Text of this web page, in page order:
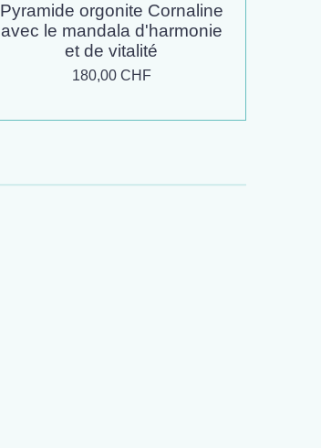
Pyramide orgonite Cornaline
avec le mandala d'harmonie
et de vitalité
180,00 CHF